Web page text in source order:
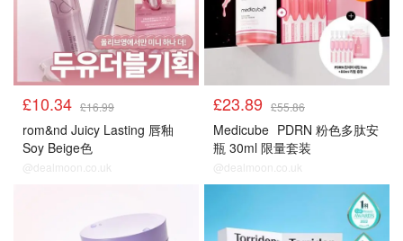
£10.34 £16.99
rom&nd Juicy Lasting 唇釉
Soy Beige色
@dealmoon.co.uk
£23.89 £55.86
Medicube PDRN 粉色多肽安
瓶 30ml 限量套装
@dealmoon.co.uk